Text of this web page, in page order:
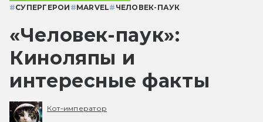
#СУПЕРГЕРОИ #MARVEL# ЧЕЛОВЕК-ПАУК
«Человек-паук»:
Киноляпы и
интересные факты
Кот-император